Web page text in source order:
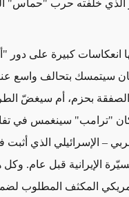
الذي خلّفته حرب "حماس"
انعكاسات كبيرة على دور
سيتمسك بتحالف واسع
الصفقة بحزم، أم سيغضّ
كان "ترامب" سينغمس في
– الإسرائيلي الذي أثبت
الإيرانية قبل عام. وكل
المكثف المطلوب